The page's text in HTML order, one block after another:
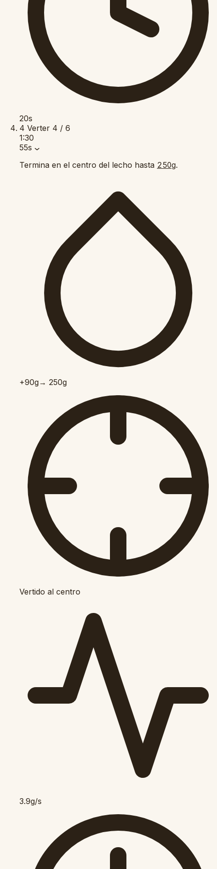
20s
4 Verter 4 / 6
1:30
55s
Termina en el centro del lecho hasta 250g.
+90g→ 250g
Vertido al centro
3.9g/s